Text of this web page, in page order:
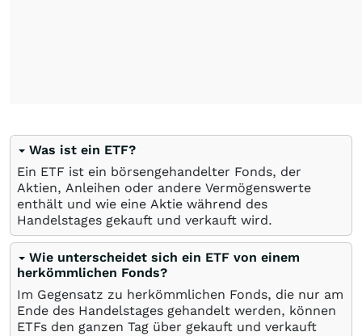
Was ist ein ETF?
Ein ETF ist ein börsengehandelter Fonds, der
Aktien, Anleihen oder andere Vermögenswerte
enthält und wie eine Aktie während des
Handelstages gekauft und verkauft wird.
Wie unterscheidet sich ein ETF von einem
herkömmlichen Fonds?
Im Gegensatz zu herkömmlichen Fonds, die nur am
Ende des Handelstages gehandelt werden, können
ETFs den ganzen Tag über gekauft und verkauft